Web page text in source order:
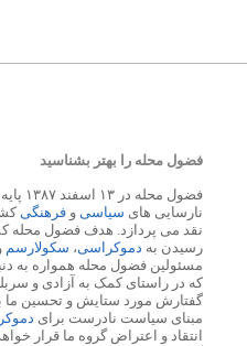
فضول محله را بهتر بشناسید
فضول
نارسایی های سیاسی و فرهنگی
نقد می پردازد. هدف فضول محله
رسیدن به دموکراسی، سکولارسم
مسئولین فضول محله همواره به
که در راستای کمک به آزادی و
گفتارش مورد ستایش و تحسین ما
مبنای سیاست نادرست برای
انتقاد و اعتراض گروه ما قرار